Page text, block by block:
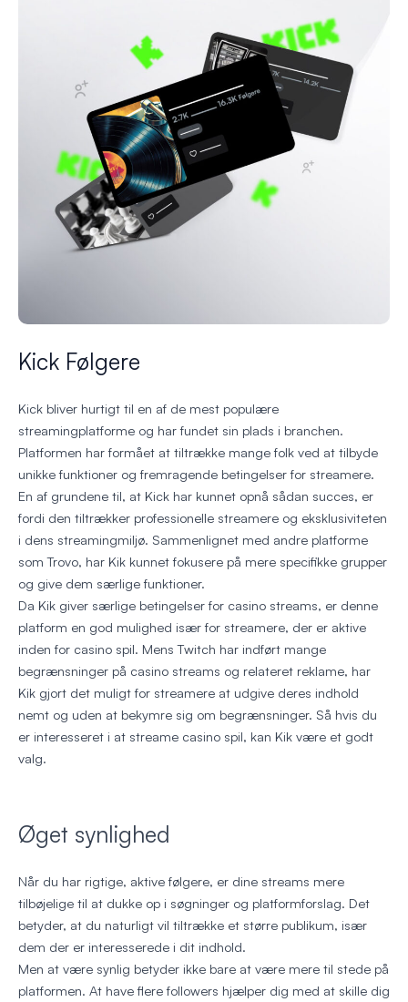
Kick Følgere
Kick bliver hurtigt til en af de mest populære
streamingplatforme og har fundet sin plads i branchen.
Platformen har formået at tiltrække mange folk ved at tilbyde
unikke funktioner og fremragende betingelser for streamere.
En af grundene til, at Kick har kunnet opnå sådan succes, er
fordi den tiltrækker professionelle streamere og eksklusiviteten
i dens streamingmiljø. Sammenlignet med andre platforme
som Trovo, har Kik kunnet fokusere på mere specifikke grupper
og give dem særlige funktioner.
Da Kik giver særlige betingelser for casino streams, er denne
platform en god mulighed især for streamere, der er aktive
inden for casino spil. Mens Twitch har indført mange
begrænsninger på casino streams og relateret reklame, har
Kik gjort det muligt for streamere at udgive deres indhold
nemt og uden at bekymre sig om begrænsninger. Så hvis du
er interesseret i at streame casino spil, kan Kik være et godt
valg.
Øget synlighed
Når du har rigtige, aktive følgere, er dine streams mere
tilbøjelige til at dukke op i søgninger og platformforslag. Det
betyder, at du naturligt vil tiltrække et større publikum, især
dem der er interesserede i dit indhold.
Men at være synlig betyder ikke bare at være mere til stede på
platformen. At have flere followers hjælper dig med at skille dig